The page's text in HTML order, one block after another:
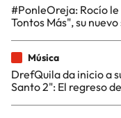
#PonleOreja: Rocío
Tontos Más", su
Música
DrefQuila da inicio a
Santo 2": El regreso